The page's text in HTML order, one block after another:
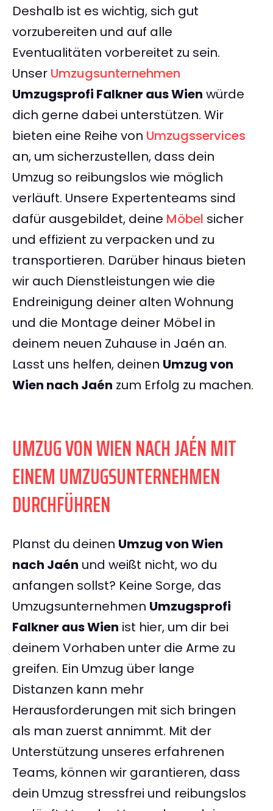
Deshalb ist es wichtig, sich gut
vorzubereiten und auf alle
Eventualitäten vorbereitet zu sein.
Unser Umzugsunternehmen
Umzugsprofi Falkner aus Wien würde
dich gerne dabei unterstützen. Wir
bieten eine Reihe von Umzugsservices
an, um sicherzustellen, dass dein
Umzug so reibungslos wie möglich
verläuft. Unsere Expertenteams sind
dafür ausgebildet, deine Möbel sicher
und effizient zu verpacken und zu
transportieren. Darüber hinaus bieten
wir auch Dienstleistungen wie die
Endreinigung deiner alten Wohnung
und die Montage deiner Möbel in
deinem neuen Zuhause in Jaén an.
Lasst uns helfen, deinen Umzug von
Wien nach Jaén zum Erfolg zu machen.
UMZUG VON WIEN NACH JAÉN MIT
EINEM UMZUGSUNTERNEHMEN
DURCHFÜHREN
Planst du deinen Umzug von Wien
nach Jaén und weißt nicht, wo du
anfangen sollst? Keine Sorge, das
Umzugsunternehmen Umzugsprofi
Falkner aus Wien ist hier, um dir bei
deinem Vorhaben unter die Arme zu
greifen. Ein Umzug über lange
Distanzen kann mehr
Herausforderungen mit sich bringen
als man zuerst annimmt. Mit der
Unterstützung unseres erfahrenen
Teams, können wir garantieren, dass
dein Umzug stressfrei und reibungslos